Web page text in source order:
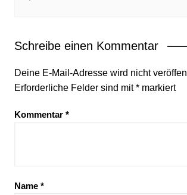
Schreibe einen Kommentar
Deine E-Mail-Adresse wird nicht
Erforderliche Felder sind mit*markiert
Kommentar *
Name *